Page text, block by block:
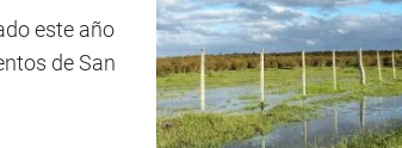
este año
de San